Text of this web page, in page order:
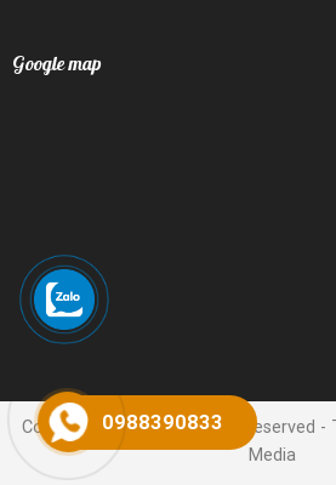
Google map
Copyright 2024 © | All rights reserved -
Media
0988390833